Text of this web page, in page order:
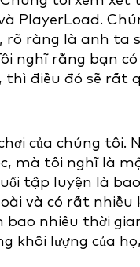
PlayerLoad.
rõ ràng là anh ta
nghĩ rằng bạn
thì điều đó sẽ rất
của chúng tôi.
mà tôi nghĩ là
tập luyện là
và có rất nhiều
nhiêu thời
khối lượng của